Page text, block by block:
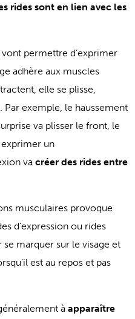
rides sont en lien avec les
permettre d’exprimer
adhère aux muscles
elle se plisse,
Par exemple, le haussement
va plisser le front, le
un
va créer des rides entre
musculaires provoque
d’expression ou rides
marquer sur le visage et
est au repos et pas
à apparaître